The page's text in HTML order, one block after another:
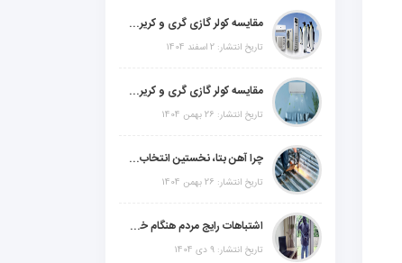
مقایسه کولر گازی گری و کریر و ال جی و جنرال گلد و هایسنس و مدیا و اجنرال
تاریخ انتشار: 2 اسفند 1404
مقایسه کولر گازی گری و کریر و ال جی و جنرال گلد و جنرال شکار و سامسونگ و یونیوا
تاریخ انتشار: 26 بهمن 1404
چرا آهن بتا، نخستین انتخاب برای گل میخ عرشه فولادی در ایران است؟
تاریخ انتشار: 26 بهمن 1404
اشتباهات رایج مردم هنگام خرید دزدگیر منزل
تاریخ انتشار: 9 دی 1404